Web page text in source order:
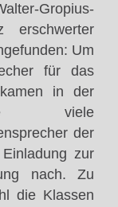
Gropius-
erschwerter
Um
für das
in der
viele
der
zur
nach. Zu
die Klassen